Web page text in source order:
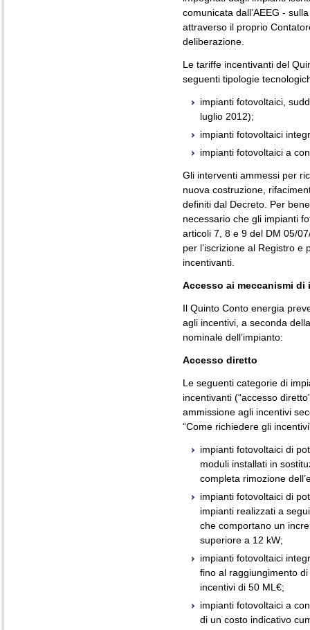
comunicata dall’AEEG -
attraverso il proprio
deliberazione.
Le tariffe incentivanti del
seguenti tipologie
impianti fotovoltaici,
luglio 2012);
impianti fotovoltaici
impianti fotovoltaici a
Gli interventi ammessi per
nuova costruzione,
definiti dal Decreto. Per
necessario che gli impianti
articoli 7, 8 e 9 del DM 05/
per l’iscrizione al Registro
incentivanti.
Accesso ai meccanismi di
Il Quinto Conto energia
agli incentivi, a seconda
nominale dell’impianto:
Accesso diretto
Le seguenti categorie di
incentivanti (“accesso
ammissione agli incentivi
“Come richiedere gli
impianti fotovoltaici di
moduli installati in
completa rimozione
impianti fotovoltaici di
impianti realizzati a
che comportano un
superiore a 12 kW;
impianti fotovoltaici
fino al raggiungimento
incentivi di 50 ML€;
impianti fotovoltaici a
di un costo indicativo